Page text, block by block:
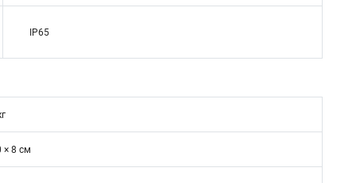
IP65
× 8 см